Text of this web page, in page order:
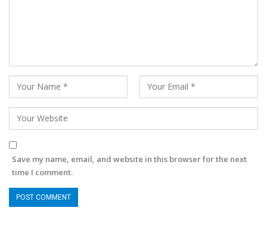
Save my name, email, and website in this browser for the next
time I comment.